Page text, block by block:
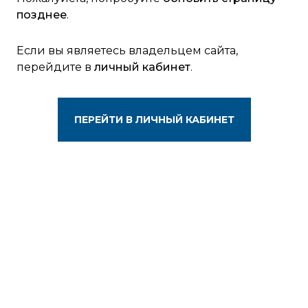
позднее.
Если вы являетесь владельцем сайта,
перейдите в личный кабинет.
ПЕРЕЙТИ В ЛИЧНЫЙ КАБИНЕТ